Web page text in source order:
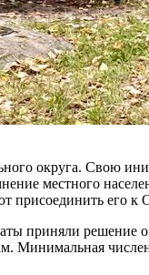
округа. Свою
местного
его к
приняли